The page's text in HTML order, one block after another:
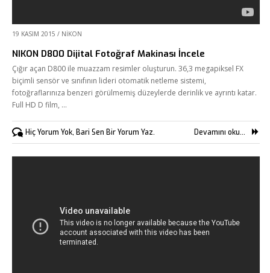
19 KASIM 2015 / NIKON
NIKON D800 Dijital Fotoğraf Makinası İncele
Çığır açan D800 ile muazzam resimler oluşturun. 36,3 megapiksel FX
biçimli sensör ve sınıfının lideri otomatik netleme sistemi,
fotoğraflarınıza benzeri görülmemiş düzeylerde derinlik ve ayrıntı katar.
Full HD D film, …
Hiç Yorum Yok, Bari Sen Bir Yorum Yaz. Devamını oku...